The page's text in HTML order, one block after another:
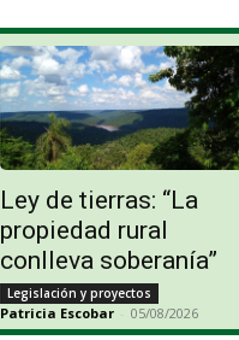
Ley de tierras: “La
propiedad rural
conlleva soberanía”
Legislación y proyectos
Patricia Escobar - 05/08/2026